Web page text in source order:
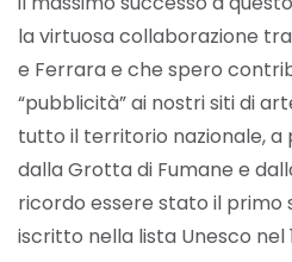
la virtuosa collaborazione
e Ferrara e che spero
“pubblicità” ai nostri siti di
tutto il territorio nazionale,
dalla Grotta di Fumane e
ricordo essere stato il primo
iscritto nella lista Unesco nel